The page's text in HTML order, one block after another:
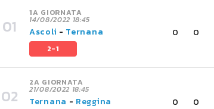
1A GIORNATA
14/08/2022 18:45
Ascoli - Ternana
2-1
0 0
2A GIORNATA
21/08/2022 18:45
Ternana - Reggina 0 0